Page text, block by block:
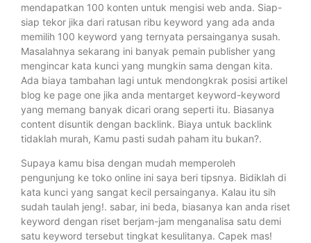
mendapatkan 100 konten untuk mengisi web anda. Siap-
siap tekor jika dari ratusan ribu keyword yang ada anda
memilih 100 keyword yang ternyata persainganya susah.
Masalahnya sekarang ini banyak pemain publisher yang
mengincar kata kunci yang mungkin sama dengan kita.
Ada biaya tambahan lagi untuk mendongkrak posisi artikel
blog ke page one jika anda mentarget keyword-keyword
yang memang banyak dicari orang seperti itu. Biasanya
content disuntik dengan backlink. Biaya untuk backlink
tidaklah murah, Kamu pasti sudah paham itu bukan?.
Supaya kamu bisa dengan mudah memperoleh
pengunjung ke toko online ini saya beri tipsnya. Bidiklah di
kata kunci yang sangat kecil persainganya. Kalau itu sih
sudah taulah jeng!. sabar, ini beda, biasanya kan anda riset
keyword dengan riset berjam-jam menganalisa satu demi
satu keyword tersebut tingkat kesulitanya. Capek mas!